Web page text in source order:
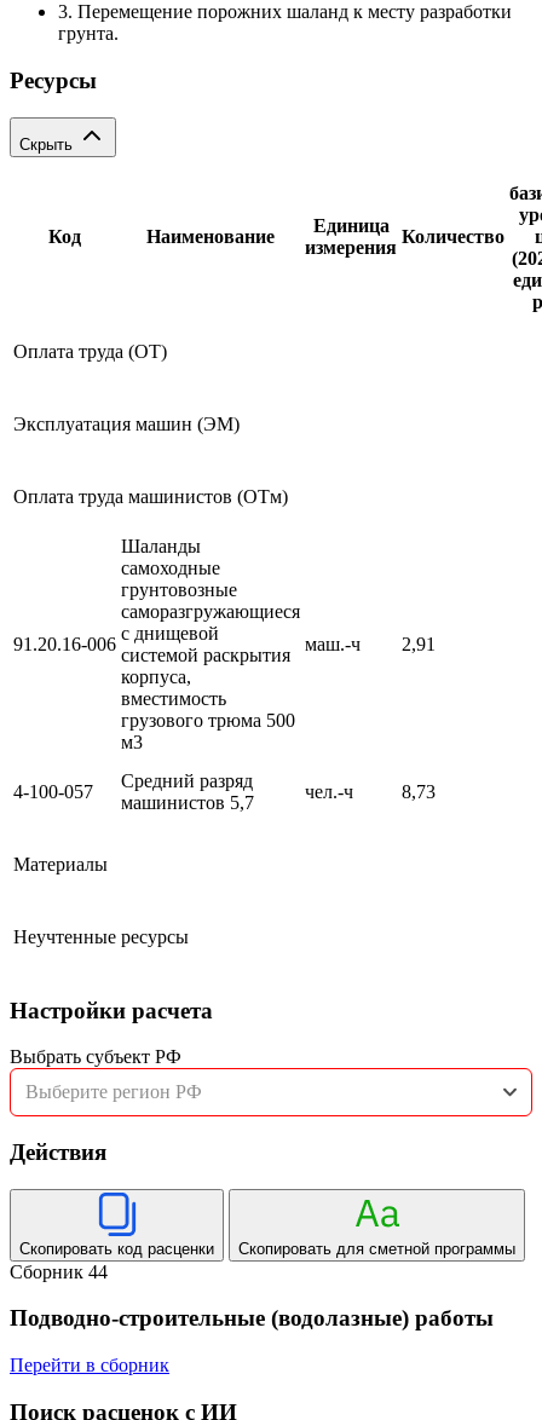
3. Перемещение порожних шаланд к месту разработки
грунта.
Ресурсы
Скрыть
Код Наименование
Единица
измерения
Количество
Оплата труда (ОТ)
Эксплуатация машин (ЭМ)
Оплата труда машинистов (ОТм)
91.20.16-006
Шаланды
самоходные
грунтовозные
саморазгружающиеся
с днищевой
системой раскрытия
корпуса,
вместимость
грузового трюма 500
м3
маш.-ч 2,91
4-100-057
Средний разряд
машинистов 5,7
чел.-ч 8,73
Материалы
Неучтенные ресурсы
Настройки расчета
Выбрать субъект РФ
Выберите регион РФ
Действия
Скопировать код расценки Скопировать для сметной программы
Сборник 44
Подводно-строительные (водолазные) работы
Перейти в сборник
Поиск расценок с ИИ